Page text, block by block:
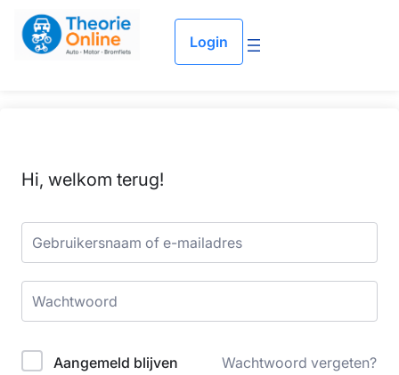
Login
Hi, welkom terug!
Aangemeld blijven Wachtwoord vergeten?